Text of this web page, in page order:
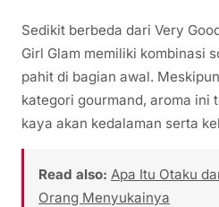
Sedikit berbeda dari Very
Girl Glam memiliki kombinasi
pahit di bagian awal.
kategori gourmand, aroma ini
kaya akan kedalaman serta
Read also: Apa Itu Otaku
Orang Menyukainya